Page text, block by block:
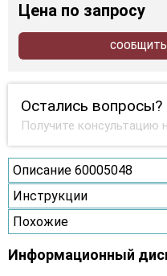
Цена по запросу
СООБЩИТЬ
Остались вопросы?
Получите консультацию
Описание 60005048
Инструкции
Похожие
Информационный